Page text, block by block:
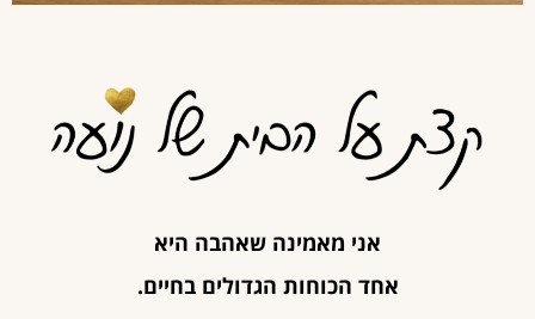
אני מאמינה שאהבה היא
אחד הכוחות הגדולים בחיים.